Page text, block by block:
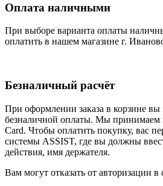
Оплата наличными
При выборе варианта оплаты
оплатить в нашем магазине г.
Безналичный расчёт
При оформлении заказа в корзине
безналичной оплаты. Мы принимаем
Card. Чтобы оплатить покупку, вас
системы ASSIST, где вы должны
действия, имя держателя.
Вам могут отказать от авторизации в